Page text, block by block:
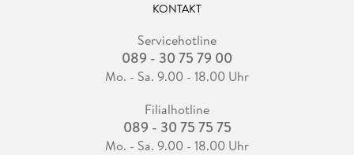
KONTAKT
Servicehotline
089 - 30 75 79 00
Mo. - Sa. 9.00 - 18.00 Uhr
Filialhotline
089 - 30 75 75 75
Mo. - Sa. 9.00 - 18.00 Uhr